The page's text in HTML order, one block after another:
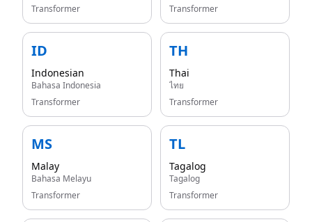
Transformer
Transformer
ID
Indonesian
Bahasa Indonesia
Transformer
TH
Thai
ไทย
Transformer
MS
Malay
Bahasa Melayu
Transformer
TL
Tagalog
Tagalog
Transformer